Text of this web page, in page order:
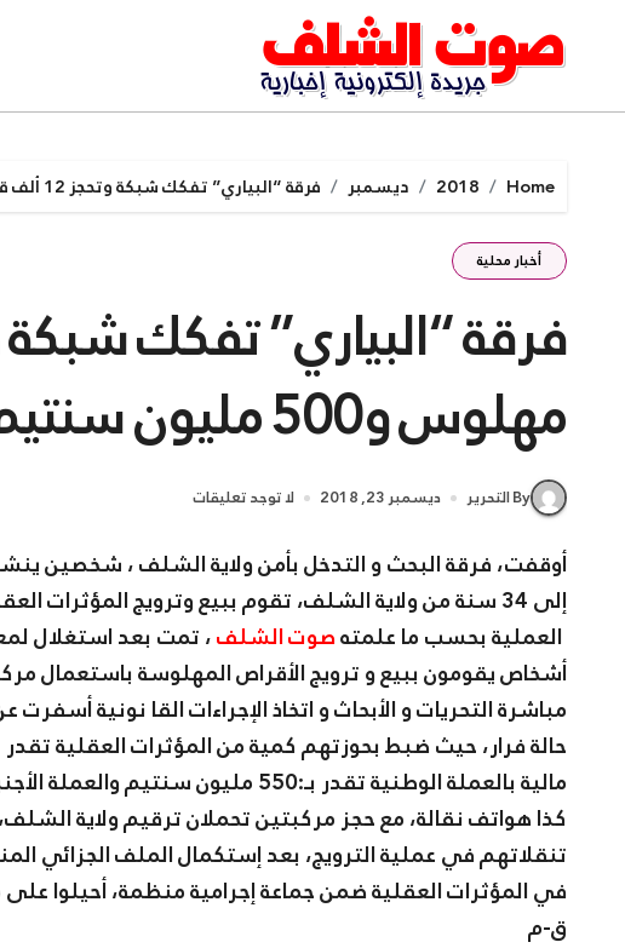
content
Home
2018 ديسمبر فرقة “البياري” تفكك شبكة وتحجز 12 ألف قرص مهلوس و500 مليون سنتيم بالشلف
أخبار محلية
مهلوس و500 مليون سنتيم بالشلف
By التحرير ديسمبر 23, 2018 لا توجد تعليقات
إلى 34 سنة من ولاية الشلف، تقوم ببيع وترويج المؤثرات العقلية عبرإقليم ولاية الشلف.
العملية بحسب ما علمتهصوت الشلف، تمت بعد استغلال
أشخاص يقومون ببيع و ترويج الأقراص المهلوسة باستعمال
كذا هواتف نقالة، مع حجز مركبتين تحملان ترقيم ولاية
تنقلاتهم في عملية الترويج، بعد إستكمال الملف الجزائي
في المؤثرات العقلية ضمن جماعة إجرامية منظمة، أحيلوا
ق-م